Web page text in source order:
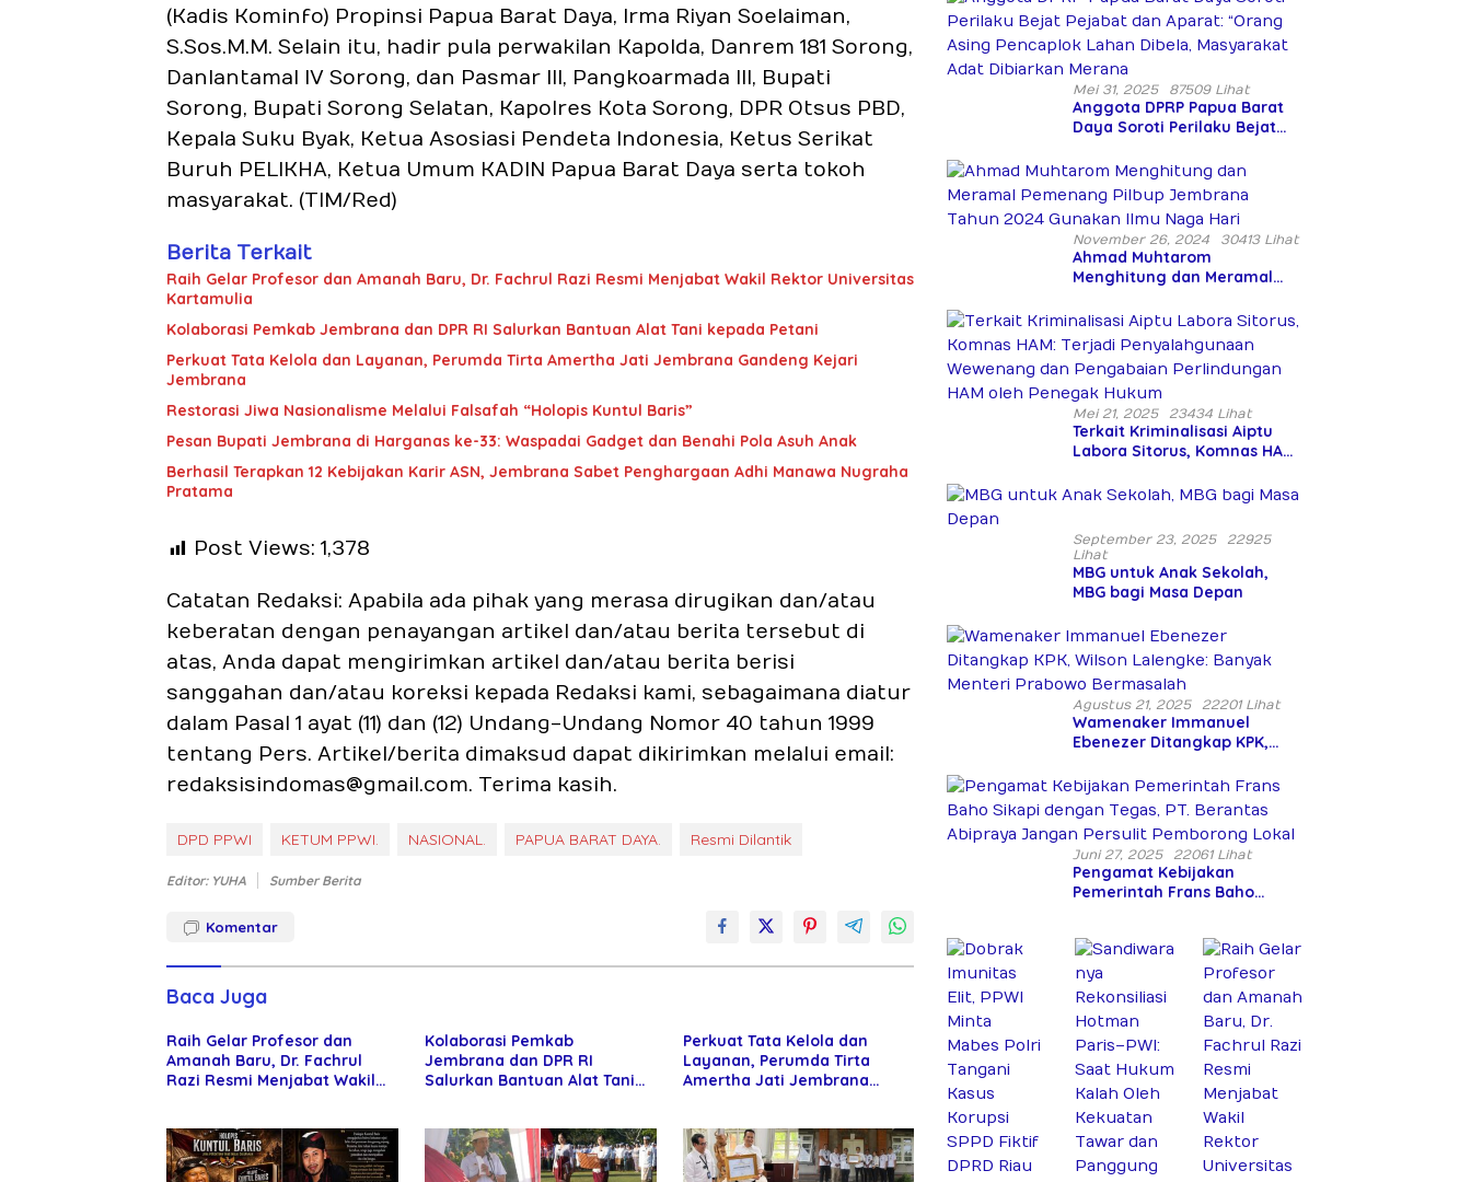
(Kadis Kominfo) Propinsi Papua Barat Daya, Irma Riyan Soelaiman,
S.Sos.M.M. Selain itu, hadir pula perwakilan Kapolda, Danrem 181 Sorong,
Danlantamal IV Sorong, dan Pasmar III, Pangkoarmada III, Bupati
Sorong, Bupati Sorong Selatan, Kapolres Kota Sorong, DPR Otsus PBD,
Kepala Suku Byak, Ketua Asosiasi Pendeta Indonesia, Ketus Serikat
Buruh PELIKHA, Ketua Umum KADIN Papua Barat Daya serta tokoh
masyarakat. (TIM/Red)
Berita Terkait
Raih Gelar Profesor dan Amanah Baru, Dr. Fachrul Razi Resmi Menjabat Wakil Rektor Universitas
Kartamulia
Kolaborasi Pemkab Jembrana dan DPR RI Salurkan Bantuan Alat Tani kepada Petani
Perkuat Tata Kelola dan Layanan, Perumda Tirta Amertha Jati Jembrana Gandeng Kejari
Jembrana
Restorasi Jiwa Nasionalisme Melalui Falsafah “Holopis Kuntul Baris”
Pesan Bupati Jembrana di Harganas ke-33: Waspadai Gadget dan Benahi Pola Asuh Anak
Berhasil Terapkan 12 Kebijakan Karir ASN, Jembrana Sabet Penghargaan Adhi Manawa Nugraha
Pratama
Post Views: 1,378
Catatan Redaksi: Apabila ada pihak yang merasa dirugikan dan/atau
keberatan dengan penayangan artikel dan/atau berita tersebut di
atas, Anda dapat mengirimkan artikel dan/atau berita berisi
sanggahan dan/atau koreksi kepada Redaksi kami, sebagaimana diatur
dalam Pasal 1 ayat (11) dan (12) Undang-Undang Nomor 40 tahun 1999
tentang Pers. Artikel/berita dimaksud dapat dikirimkan melalui email:
redaksisindomas@gmail.com. Terima kasih.
DPD PPWI KETUM PPWI. NASIONAL. PAPUA BARAT DAYA. Resmi Dilantik
Editor: YUHA Sumber Berita
Komentar
Baca Juga
Raih Gelar Profesor dan
Amanah Baru, Dr. Fachrul
Razi Resmi Menjabat Wakil
Kolaborasi Pemkab
Jembrana dan DPR RI
Salurkan Bantuan Alat Tani
Perkuat Tata Kelola dan
Layanan, Perumda Tirta
Amertha Jati Jembrana
Mei 31, 2025 87509 Lihat
Anggota DPRP Papua Barat
Daya Soroti Perilaku Bejat
Asing Pencaplok Lahan
Dibela, Masyarakat Adat
Dibiarkan Merana
November 26, 2024 30413 Lihat
Ahmad Muhtarom
Menghitung dan Meramal
Tahun 2024 Gunakan Ilmu
Naga Hari
Mei 21, 2025 23434 Lihat
Terkait Kriminalisasi Aiptu
Labora Sitorus, Komnas HAM:
Wewenang dan Pengabaian
Penegak Hukum
September 23, 2025
22925
Lihat
MBG untuk Anak Sekolah,
MBG bagi Masa Depan
Agustus 21, 2025 22201 Lihat
Wamenaker Immanuel
Ebenezer Ditangkap KPK,
Menteri Prabowo Bermasalah
Juni 27, 2025 22061 Lihat
Pengamat Kebijakan
Pemerintah Frans Baho
Persulit Pemborong Lokal